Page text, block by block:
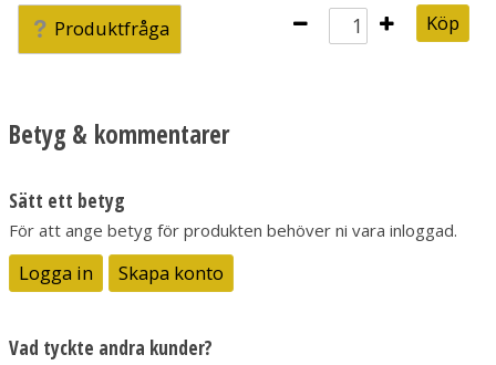
Produktfråga Köp
Betyg & kommentarer
Sätt ett betyg
För att ange betyg för produkten behöver ni vara inloggad.
Logga in Skapa konto
Vad tyckte andra kunder?